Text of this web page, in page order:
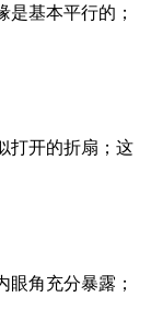
基本平行的；
开的折扇；这
角充分暴露；